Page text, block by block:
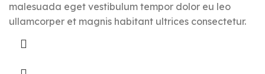
malesuada eget vestibulum tempor dolor eu leo
ullamcorper et magnis habitant ultrices consectetur.